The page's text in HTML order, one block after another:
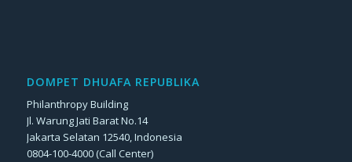
DOMPET DHUAFA REPUBLIKA
Philanthropy Building
Jl. Warung Jati Barat No.14
Jakarta Selatan 12540, Indonesia
0804-100-4000 (Call Center)